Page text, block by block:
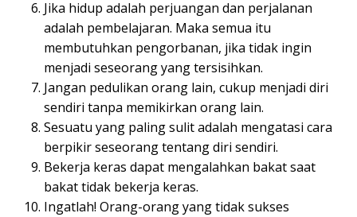
Jika hidup adalah perjuangan dan perjalanan
adalah pembelajaran. Maka semua itu
membutuhkan pengorbanan, jika tidak ingin
menjadi seseorang yang tersisihkan.
Jangan pedulikan orang lain, cukup menjadi diri
sendiri tanpa memikirkan orang lain.
Sesuatu yang paling sulit adalah mengatasi cara
berpikir seseorang tentang diri sendiri.
Bekerja keras dapat mengalahkan bakat saat
bakat tidak bekerja keras.
Ingatlah! Orang-orang yang tidak sukses